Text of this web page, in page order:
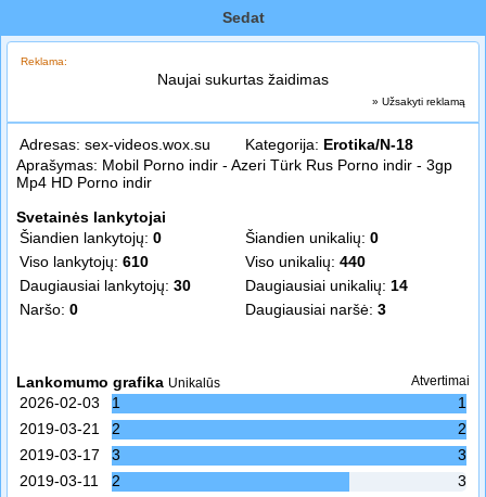
Sedat
Reklama:
Naujai sukurtas žaidimas
» Užsakyti reklamą
Adresas: sex-videos.wox.su Kategorija: Erotika/N-18
Aprašymas: Mobil Porno indir - Azeri Türk Rus Porno indir - 3gp
Mp4 HD Porno indir
Svetainės lankytojai
Šiandien lankytojų: 0 Šiandien unikalių: 0
Viso lankytojų: 610 Viso unikalių: 440
Daugiausiai lankytojų: 30 Daugiausiai unikalių: 14
Naršo: 0 Daugiausiai naršė: 3
Lankomumo grafika Unikalūs Atvertimai
2026-02-03 1
1
2019-03-21
2
2
2019-03-17
3
3
2019-03-11
3
2